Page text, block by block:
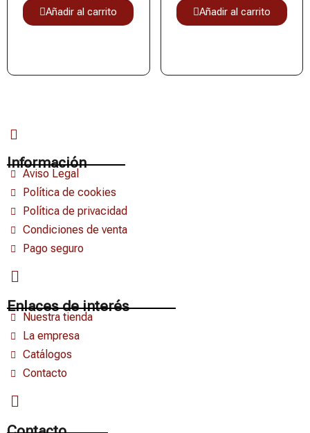
Añadir al carrito Añadir al carrito
Información
Aviso Legal
Política de cookies
Política de privacidad
Condiciones de venta
Pago seguro
Enlaces de interés
Nuestra tienda
La empresa
Catálogos
Contacto